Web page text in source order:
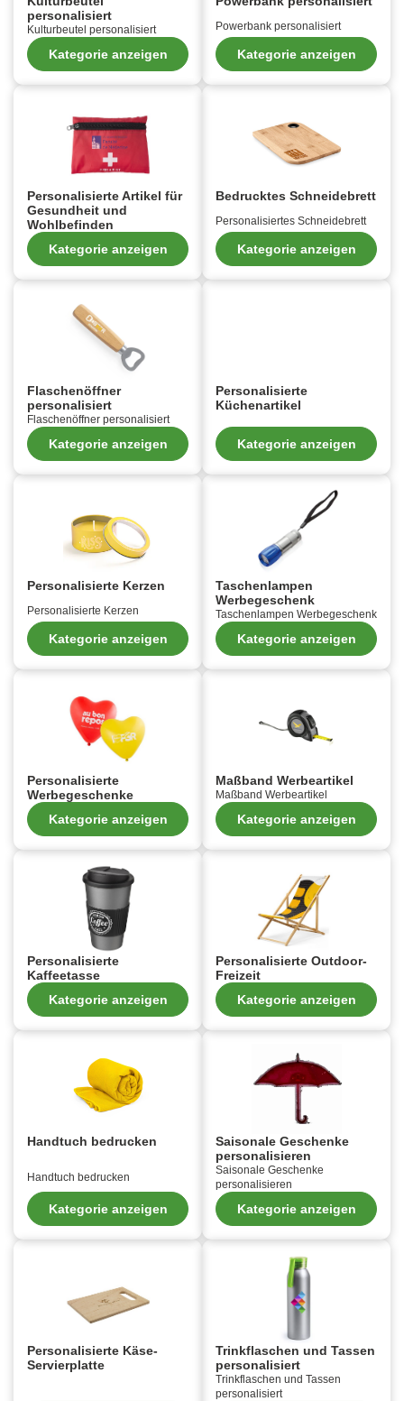
personalisiert
Kulturbeutel personalisiert
Kategorie anzeigen
Powerbank personalisiert
Kategorie anzeigen
Personalisierte Artikel für
Gesundheit und
Wohlbefinden
Kategorie anzeigen
Bedrucktes Schneidebrett
Personalisiertes Schneidebrett
Kategorie anzeigen
Flaschenöffner
personalisiert
Flaschenöffner personalisiert
Kategorie anzeigen
Personalisierte
Küchenartikel
Kategorie anzeigen
Personalisierte Kerzen
Personalisierte Kerzen
Kategorie anzeigen
Taschenlampen
Werbegeschenk
Taschenlampen Werbegeschenk
Kategorie anzeigen
Personalisierte
Werbegeschenke
Kategorie anzeigen
Maßband Werbeartikel
Maßband Werbeartikel
Kategorie anzeigen
Personalisierte
Kaffeetasse
Kategorie anzeigen
Personalisierte Outdoor-
Freizeit
Kategorie anzeigen
Handtuch bedrucken
Handtuch bedrucken
Kategorie anzeigen
Saisonale Geschenke
personalisieren
Saisonale Geschenke
personalisieren
Kategorie anzeigen
Personalisierte Käse-
Servierplatte
Trinkflaschen und Tassen
personalisiert
Trinkflaschen und Tassen
personalisiert